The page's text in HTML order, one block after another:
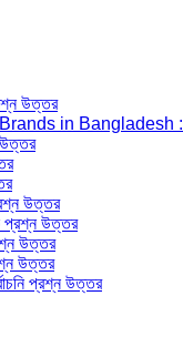
উত্তর
in Bangladesh
উত্তর
উত্তর
প্রশ্ন উত্তর
উত্তর
উত্তর
প্রশ্ন উত্তর